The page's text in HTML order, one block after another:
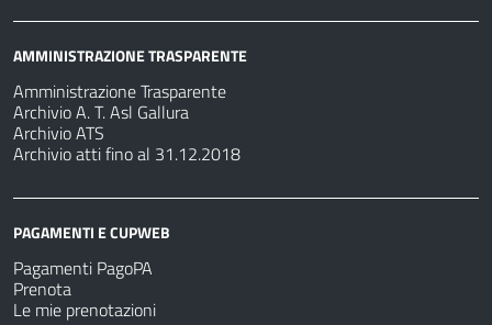
AMMINISTRAZIONE TRASPARENTE
Amministrazione Trasparente
Archivio A. T. Asl Gallura
Archivio ATS
Archivio atti fino al 31.12.2018
PAGAMENTI E CUPWEB
Pagamenti PagoPA
Prenota
Le mie prenotazioni